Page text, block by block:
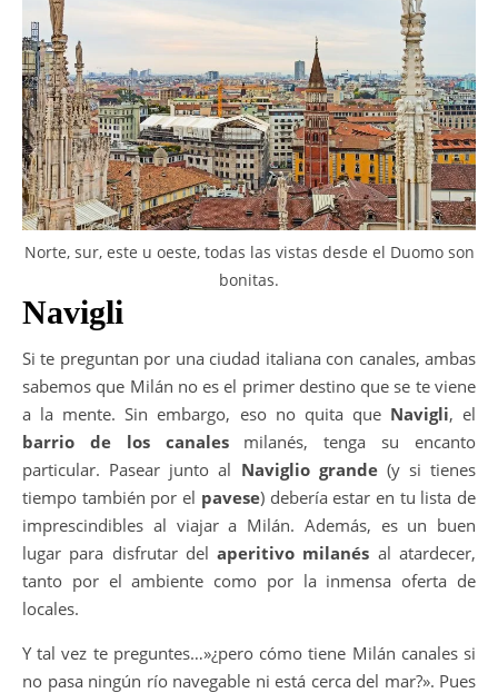
Norte, sur, este u oeste, todas las vistas desde el Duomo son
bonitas.
Navigli
Si te preguntan por una ciudad italiana con canales, ambas
sabemos que Milán no es el primer destino que se te viene
a la mente. Sin embargo, eso no quita que Navigli, el
barrio de los canalesmilanés, tenga su encanto
particular. Pasear junto al Naviglio grande(y si tienes
tiempo también por el pavese) debería estar en tu lista de
imprescindibles al viajar a Milán. Además, es un buen
lugar para disfrutar delaperitivo milanés al atardecer,
tanto por el ambiente como por la inmensa oferta de
locales.
Y tal vez te preguntes…»¿pero cómo tiene Milán canales si
no pasa ningún río navegable ni está cerca del mar?». Pues